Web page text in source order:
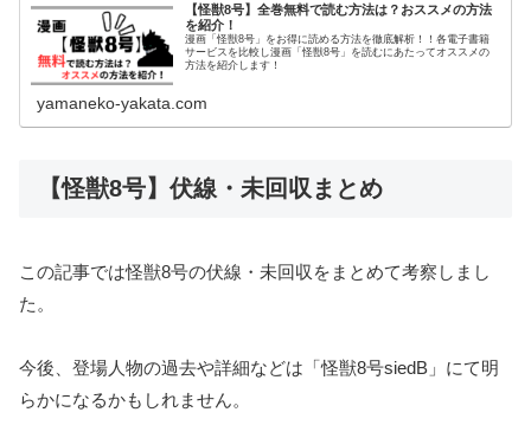
【怪獣8号】全巻無料で読む方法は？おススメの方法
を紹介！
漫画「怪獣8号」をお得に読める方法を徹底解析！！各電子書籍
サービスを比較し漫画「怪獣8号」を読むにあたってオススメの
方法を紹介します！
yamaneko-yakata.com
【怪獣8号】伏線・未回収まとめ
この記事では怪獣8号の伏線・未回収をまとめて考察しまし
た。
今後、登場人物の過去や詳細などは「怪獣8号siedB」にて明
らかになるかもしれません。